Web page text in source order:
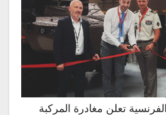
تعلن مغادرة المركبة